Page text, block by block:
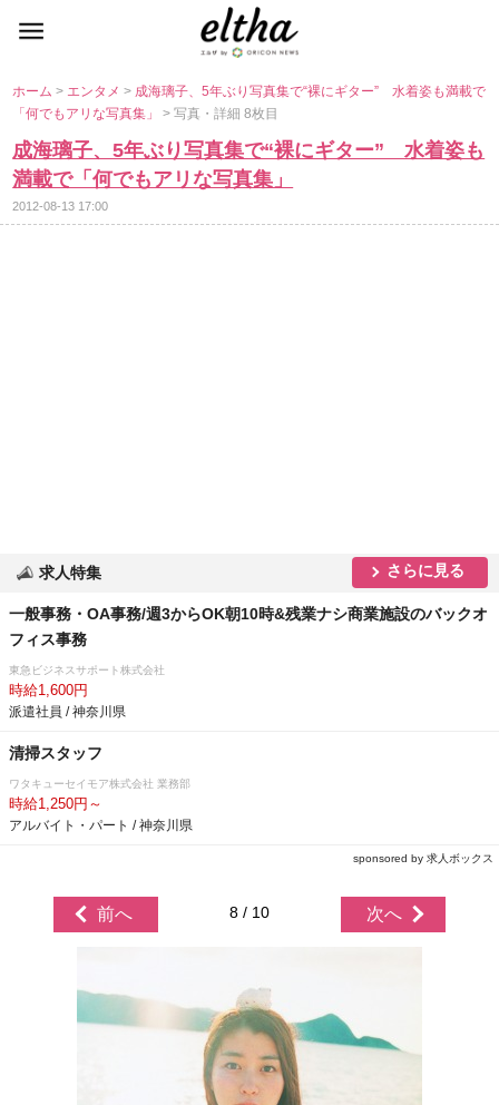
ホーム> エンタメ> 成海璃子、5年ぶり写真集で“裸にギター” 水着姿も満載で
「何でもアリな写真集」> 写真・詳細 8枚目
成海璃子、5年ぶり写真集で“裸にギター” 水着姿も
満載で「何でもアリな写真集」
2012-08-13 17:00
求人特集 さらに見る
一般事務・OA事務/週3からOK朝10時&残業ナシ商業施設のバックオ
フィス事務
東急ビジネスサポート株式会社
時給1,600円
派遣社員 / 神奈川県
清掃スタッフ
ワタキューセイモア株式会社 業務部
時給1,250円～
アルバイト・パート / 神奈川県
sponsored by 求人ボックス
前へ 8 / 10 次へ